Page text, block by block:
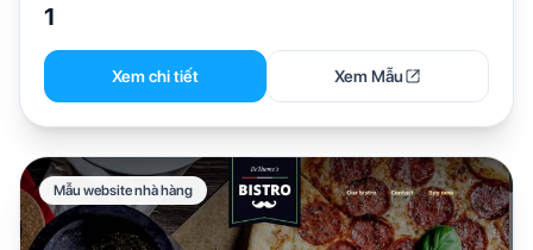
1
Xem chi tiết Xem Mẫu
Mẫu website nhà hàng